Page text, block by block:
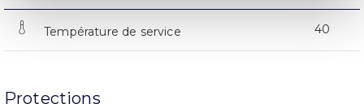
Température de service 40
Protections